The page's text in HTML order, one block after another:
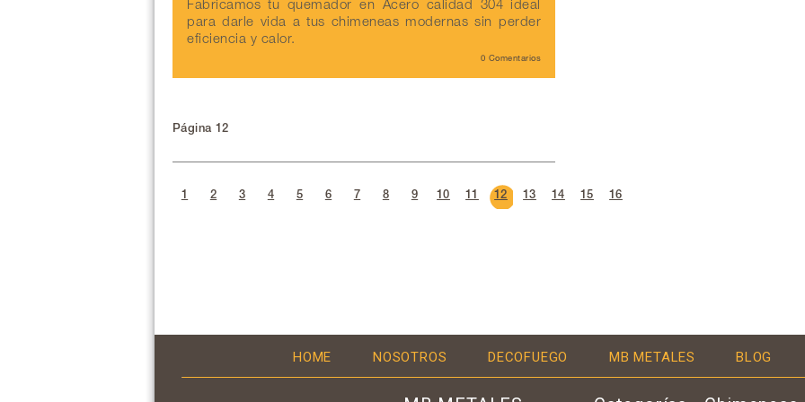
Fabricamos tu quemador en Acero calidad 304 ideal
para darle vida a tus chimeneas modernas sin perder
eficiencia y calor.
0 Comentarios
Página 12
1 2 3 4 5 6 7 8 9 10 11 12 13 14 15 16
HOME NOSOTROS DECOFUEGO MB METALES BLOG